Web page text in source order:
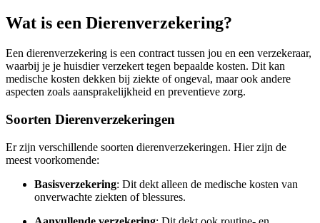
Wat is een Dierenverzekering?
Een dierenverzekering is een contract tussen jou en een verzekeraar,
waarbij je je huisdier verzekert tegen bepaalde kosten. Dit kan
medische kosten dekken bij ziekte of ongeval, maar ook andere
aspecten zoals aansprakelijkheid en preventieve zorg.
Soorten Dierenverzekeringen
Er zijn verschillende soorten dierenverzekeringen. Hier zijn de
meest voorkomende:
Basisverzekering: Dit dekt alleen de medische kosten van
onverwachte ziekten of blessures.